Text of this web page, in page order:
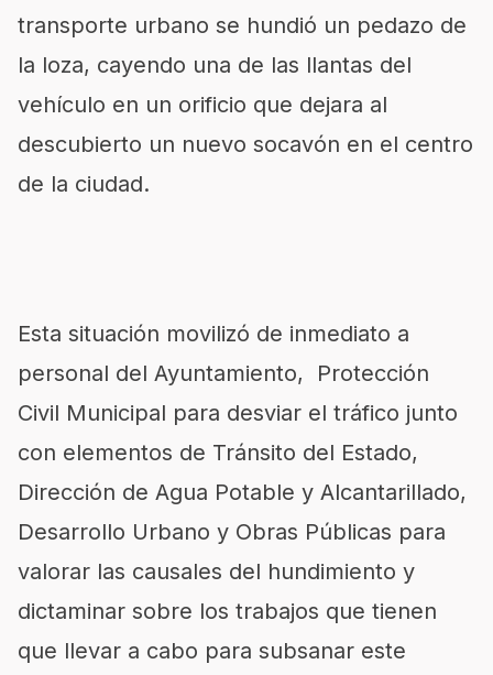
transporte urbano se hundió un pedazo de
la loza, cayendo una de las llantas del
vehículo en un orificio que dejara al
descubierto un nuevo socavón en el centro
de la ciudad.
Esta situación movilizó de inmediato a
personal del Ayuntamiento, Protección
Civil Municipal para desviar el tráfico junto
con elementos de Tránsito del Estado,
Dirección de Agua Potable y Alcantarillado,
Desarrollo Urbano y Obras Públicas para
valorar las causales del hundimiento y
dictaminar sobre los trabajos que tienen
que llevar a cabo para subsanar este